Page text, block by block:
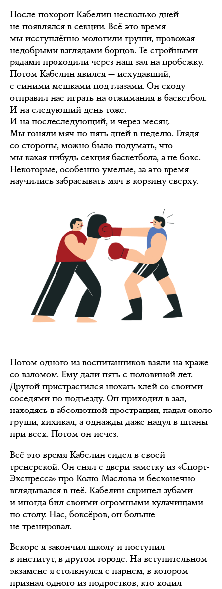
После похорон Кабелин несколько дней
не появлялся в секции. Всё это время
мы исступлённо молотили груши, провожая
недобрыми взглядами борцов. Те стройными
рядами проходили через наш зал на пробежку.
Потом Кабелин явился — исхудавший,
с синими мешками под глазами. Он сходу
отправил нас играть на отжимания в баскетбол.
И на следующий день тоже.
И на послеследующий, и через месяц.
Мы гоняли мяч по пять дней в неделю. Глядя
со стороны, можно было подумать, что
мы какая-нибудь секция баскетбола, а не бокс.
Некоторые, особенно умелые, за это время
научились забрасывать мяч в корзину сверху.
Потом одного из воспитанников взяли на краже
со взломом. Ему дали пять с половиной лет.
Другой пристрастился нюхать клей со своими
соседями по подъезду. Он приходил в зал,
находясь в абсолютной прострации, падал около
груши, хихикал, а однажды даже надул в штаны
при всех. Потом он исчез.
Всё это время Кабелин сидел в своей
тренерской. Он снял с двери заметку из «Спорт-
Экспресса» про Колю Маслова и бесконечно
вглядывался в неё. Кабелин скрипел зубами
и иногда бил своими огромными кулачищами
по столу. Нас, боксёров, он больше
не тренировал.
Вскоре я закончил школу и поступил
в институт, в другом городе. На вступительном
экзамене я столкнулся с парнем, в котором
признал одного из подростков, кто ходил